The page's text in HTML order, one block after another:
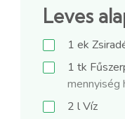
Leves
1 ek
1 tk
mennyiség
2 lVíz